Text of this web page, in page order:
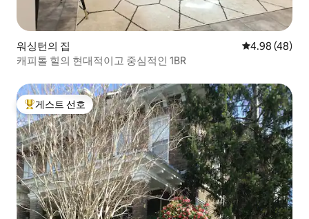
워싱턴의 집 평점 4.98점(5
4.98 (48)
캐피톨 힐의 현대적이고 중심적인 1BR
상위 게스트 선호
게스트 선호